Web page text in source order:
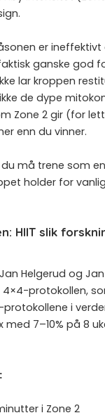
er ineffektivt
ganske god
lar kroppen
de dype
Zone 2 gir (for
enn du vinner.
må trene som
holder for
HIIT slik
Helgerud og Jan
4×4-protokollen,
i
med 7–10% på 8
i Zone 2